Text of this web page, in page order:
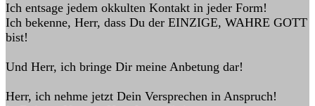
Ich entsage jedem okkulten Kontakt in jeder Form!
Ich bekenne, Herr, dass Du der EINZIGE, WAHRE GOTT
bist!
Und Herr, ich bringe Dir meine Anbetung dar!
Herr, ich nehme jetzt Dein Versprechen in Anspruch!